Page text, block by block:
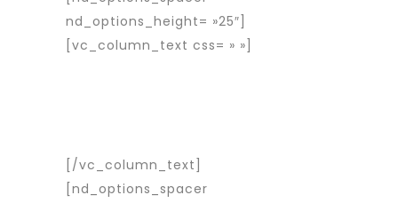
nd_options_height= »25″]
[vc_column_text css= » »]
[/vc_column_text]
[nd_options_spacer